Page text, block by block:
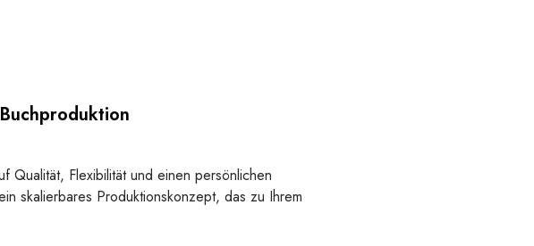
Flexibilität und einen persönlichen
skalierbares Produktionskonzept, das zu Ihrem